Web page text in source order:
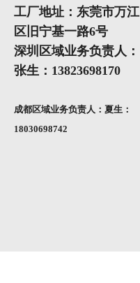
工厂地址：东莞市万江
区旧宁基一路6号
深圳区域业务负责人：
张生：13823698170
成都区域业务负责人：夏生：
18030698742